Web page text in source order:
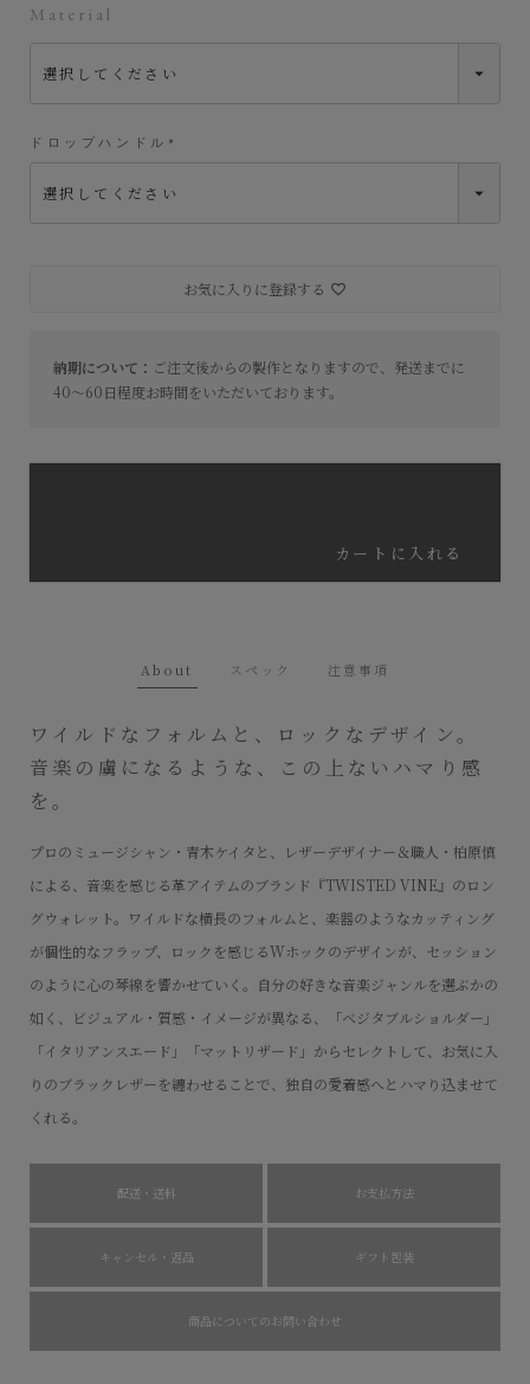
About スペック 注意事項
ワイルドなフォルムと、ロックなデザイン。
音楽の虜になるような、この上ないハマり感
を。
プロのミュージシャン・青木ケイタと、レザーデザイナー＆職人・柏原慎
による、音楽を感じる革アイテムのブランド『TWISTED VINE』のロン
グウォレット。ワイルドな横長のフォルムと、楽器のようなカッティング
が個性的なフラップ、ロックを感じるWホックのデザインが、セッション
のように心の琴線を響かせていく。自分の好きな音楽ジャンルを選ぶかの
如く、ビジュアル・質感・イメージが異なる、「ベジタブルショルダー」
「イタリアンスエード」「マットリザード」からセレクトして、お気に入
りのブラックレザーを纏わせることで、独自の愛着感へとハマり込ませて
くれる。
配送・送料 お支払方法
キャンセル・返品 ギフト包装
商品についてのお問い合わせ
ドロップハンドル
須
納期について： ご注文後からの製作となりますので、発送までに
40～60日程度お時間をいただいております。
Material
お気に入りに登録する
カートに入れる